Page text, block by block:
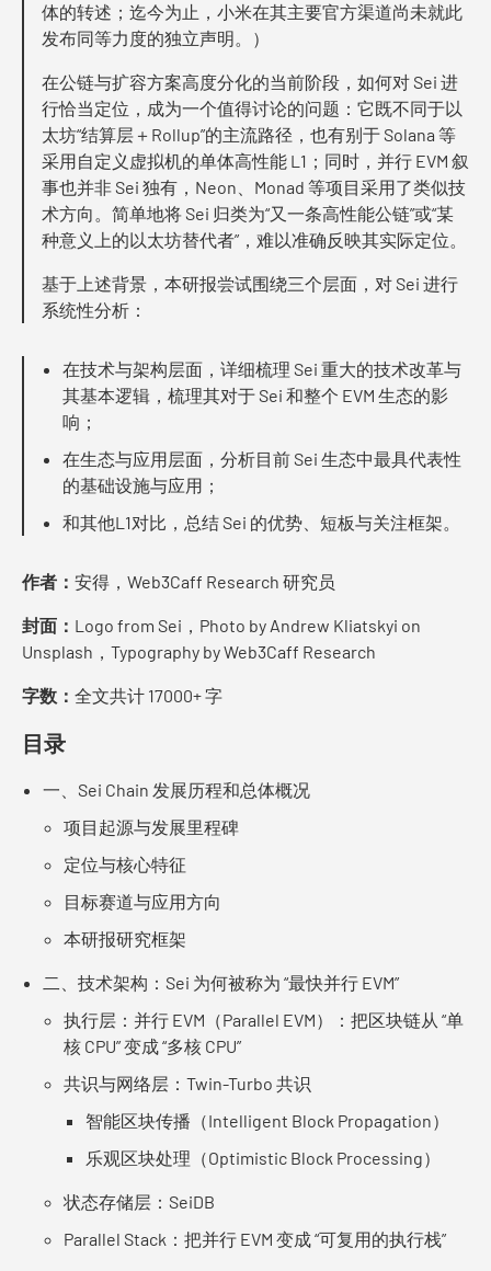
体的转述；迄今为止，小米在其主要官方渠道尚未就此
发布同等力度的独立声明。）
在公链与扩容方案高度分化的当前阶段，如何对 Sei 进
行恰当定位，成为一个值得讨论的问题：它既不同于以
太坊“结算层＋Rollup”的主流路径，也有别于 Solana 等
采用自定义虚拟机的单体高性能 L1；同时，并行 EVM 叙
事也并非 Sei 独有，Neon、Monad 等项目采用了类似技
术方向。简单地将 Sei 归类为“又一条高性能公链”或“某
种意义上的以太坊替代者”，难以准确反映其实际定位。
基于上述背景，本研报尝试围绕三个层面，对 Sei 进行
系统性分析：
在技术与架构层面，详细梳理 Sei 重大的技术改革与
其基本逻辑，梳理其对于 Sei 和整个 EVM 生态的影
响；
在生态与应用层面，分析目前 Sei 生态中最具代表性
的基础设施与应用；
和其他L1对比，总结 Sei 的优势、短板与关注框架。
作者： 安得，Web3Caff Research 研究员
封面： Logo from Sei，Photo by Andrew Kliatskyi on
Unsplash，Typography by Web3Caff Research
字数： 全文共计 17000+ 字
目录
一、Sei Chain 发展历程和总体概况
项目起源与发展里程碑
定位与核心特征
目标赛道与应用方向
本研报研究框架
二、技术架构：Sei 为何被称为 “最快并行 EVM”
执行层：并行 EVM（Parallel EVM）：把区块链从 “单
核 CPU” 变成 “多核 CPU”
共识与网络层：Twin-Turbo 共识
智能区块传播（Intelligent Block Propagation）
乐观区块处理（Optimistic Block Processing）
状态存储层：SeiDB
Parallel Stack：把并行 EVM 变成 “可复用的执行栈”